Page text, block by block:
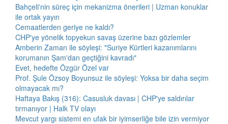
Bahçeli'nin süreç için mekanizma önerileri | Uzman konuklar
ile ortak yayın
Cemaatlerden geriye ne kaldı?
CHP'ye yönelik topyekun savaş üzerine bazı gözlemler
Amberin Zaman ile söyleşi: "Suriye Kürtleri kazanımlarını
korumanın Şam'dan geçtiğini kavradı"
Evet, hedefte Özgür Özel var
Prof. Şule Özsoy Boyunsuz ile söyleşi: Yoksa bir daha seçim
olmayacak mı?
Haftaya Bakış (316): Casusluk davası | CHP'ye saldırılar
tırmanıyor | Halk TV olayı
Mevcut yargı sistemi en ufak bir iyimserliğe bile izin vermiyor